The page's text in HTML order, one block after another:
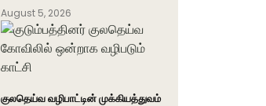
August 5, 2026
குலதெய்வ வழிபாட்டின் முக்கியத்துவம்